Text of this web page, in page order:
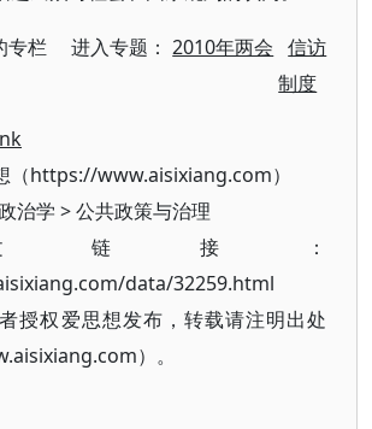
专栏 进入专题：2010年两会
信访
制度
（https://www.aisixiang.com）
治学 >公共政策与治理
链接：
data/32259.html
授权爱思想发布，转载请注明出处
）。